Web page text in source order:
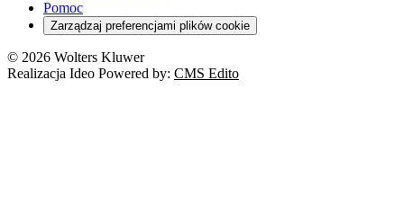
Pomoc
Zarządzaj preferencjami plików cookie
© 2026 Wolters Kluwer
Realizacja Ideo Powered by: CMS Edito